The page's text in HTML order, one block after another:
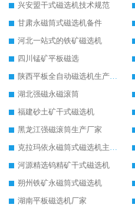
兴安盟干式磁选机技术规范
甘肃永磁筒式磁选机备件
河北一站式的铁矿磁选机
四川锰矿平板磁选
陕西平板全自动磁选机生产厂家
湖北强磁永磁滚筒
福建砂土矿干式磁选机
黑龙江强磁滚筒生产厂家
克拉玛依永磁筒式磁选机主要技术参数
河源精选钨精矿干式磁选机
朔州铁矿永磁筒式磁选机
湖南平板磁选机厂家